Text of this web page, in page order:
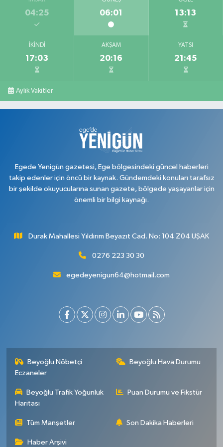
04:25 06:01 13:13
İKINDI
17:03
AKŞAM
20:16
YATSI
21:45
Aylık Vakitler
Egede Yenigün gazetesi, Ege bölgesindeki güncel haberleri
takip edenler için öncü bir kaynak. Gündemdeki konuları tarafsız
bir şekilde okuyucularına sunan gazete, bölgede yaşayanlar için
önemli bir bilgi kaynağı.
Durak Mahallesi Yıldırım Beyazıt Cad. No: 104 Z04 UŞAK
0276 223 30 30
egedeyenigun64@hotmail.com
Beyoğlu Nöbetçi
Eczaneler
Beyoğlu Hava Durumu
Beyoğlu Trafik Yoğunluk
Haritası
Puan Durumu ve Fikstür
Tüm Manşetler Son Dakika Haberleri
Haber Arşivi